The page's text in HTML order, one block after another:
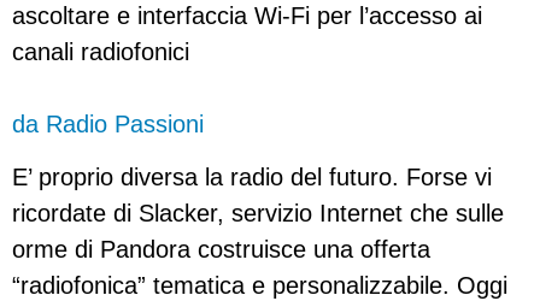
ascoltare e interfaccia Wi-Fi per l’accesso ai
canali radiofonici
da Radio Passioni
E’ proprio diversa la radio del futuro. Forse vi
ricordate di Slacker, servizio Internet che sulle
orme di Pandora costruisce una offerta
“radiofonica” tematica e personalizzabile. Oggi